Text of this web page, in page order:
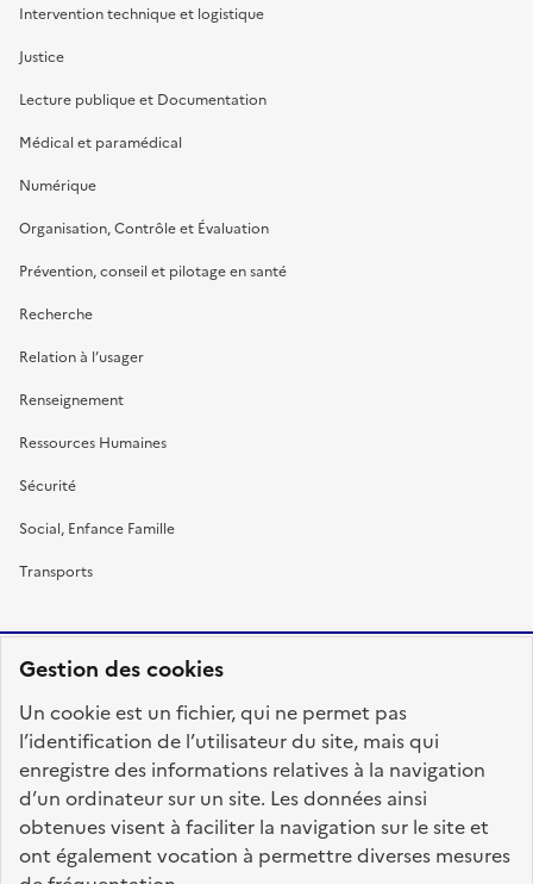
Gestion des cookies
Un cookie est un fichier, qui ne permet pas
l’identification de l’utilisateur du site, mais qui
enregistre des informations relatives à la navigation
d’un ordinateur sur un site. Les données ainsi
obtenues visent à faciliter la navigation sur le site et
ont également vocation à permettre diverses mesures
Intervention technique et logistique
Justice
Lecture publique et Documentation
Médical et paramédical
Numérique
Organisation, Contrôle et Évaluation
Prévention, conseil et pilotage en santé
Recherche
Relation à l’usager
Renseignement
Ressources Humaines
Sécurité
Social, Enfance Famille
Transports
FRANÇAISE
fonction-publique.gouv.fr
legifrance.gouv.fr